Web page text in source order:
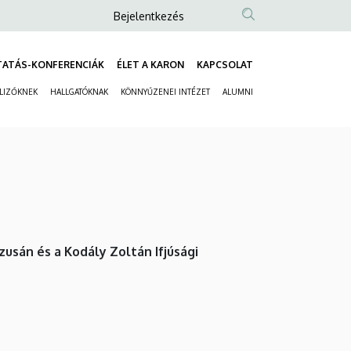
Anonim
fiók
menüje
Bejelentkezés
KONFERENCIÁK ÉLET A KARON KAPCSOLAT
HALLGATÓKNAK KÖNNYŰZENEI INTÉZET ALUMNI
és a Kodály Zoltán Ifjúsági